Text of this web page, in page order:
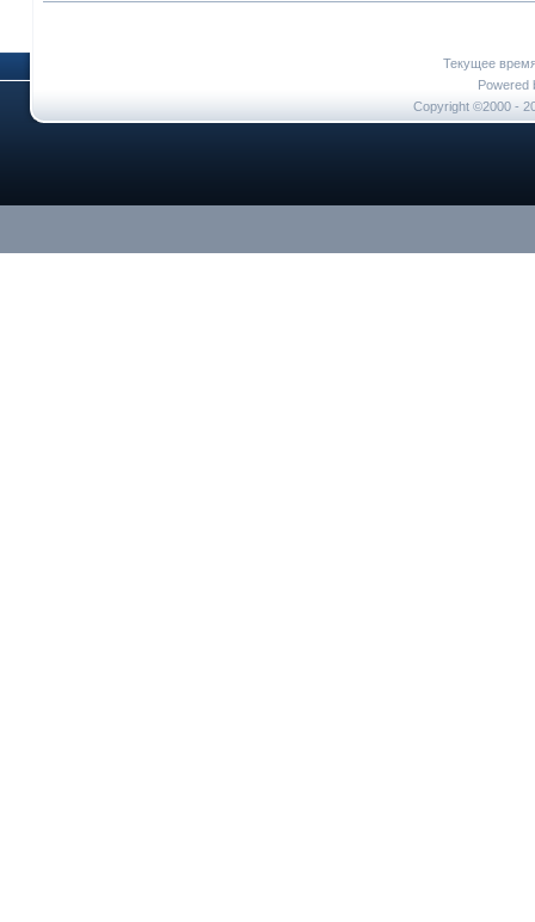
Текущее
Powered
Copyright ©2000 -